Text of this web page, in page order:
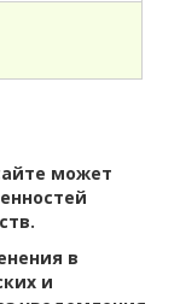
может
в
и